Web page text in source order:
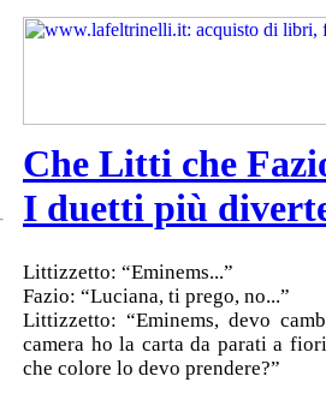
Che Litti che
I duetti più
Littizzetto: “Eminems...”
Fazio: “Luciana, ti prego, no...”
Littizzetto: “Eminems, devo
camera ho la carta da parati a
che colore lo devo prendere?”